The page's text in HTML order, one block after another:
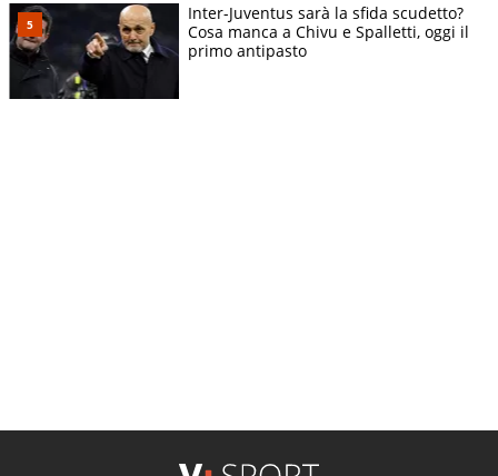
Inter-Juventus sarà la sfida scudetto?
Cosa manca a Chivu e Spalletti, oggi il
primo antipasto